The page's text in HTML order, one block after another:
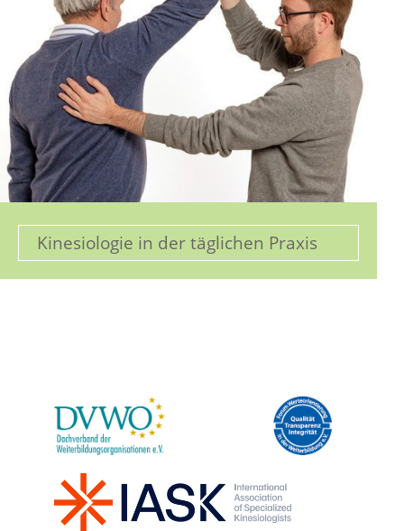
Kinesiologie in der täglichen Praxis